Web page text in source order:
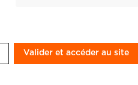
Valider et accéder au site